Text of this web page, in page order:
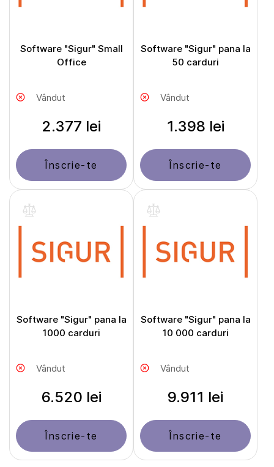
Software "Sigur" Small
Office
Vândut
2.377 lei
Înscrie-te
Software "Sigur" pana la
50 carduri
Vândut
1.398 lei
Înscrie-te
Software "Sigur" pana la
1000 carduri
Vândut
6.520 lei
Înscrie-te
Software "Sigur" pana la
10 000 carduri
Vândut
9.911 lei
Înscrie-te